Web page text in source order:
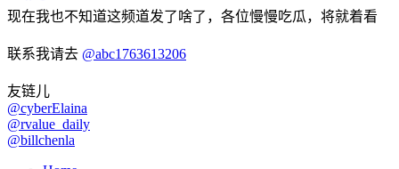
现在我也不知道这频道发了啥了，各位慢慢吃瓜，将就着看
联系我请去 @abc1763613206
友链儿
@cyberElaina
@rvalue_daily
@billchenla